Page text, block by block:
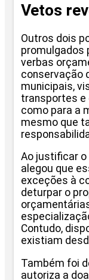
Vetos
Outros dois
promulgados
verbas
conservação
municipais,
transportes e
como para a
mesmo que
Ao justificar o
alegou que
exceções à
deturpar o
Contudo,
existiam
Também foi
autoriza a